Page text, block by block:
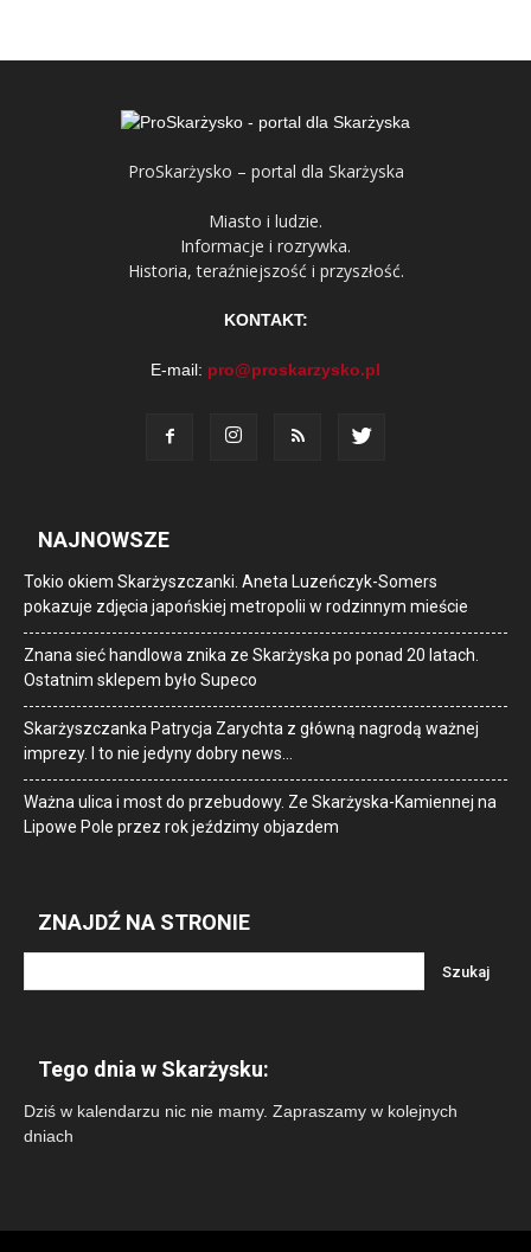
ProSkarżysko – portal dla Skarżyska
Miasto i ludzie.
Informacje i rozrywka.
Historia, teraźniejszość i przyszłość.
KONTAKT:
E-mail: pro@proskarzysko.pl
NAJNOWSZE
Tokio okiem Skarżyszczanki. Aneta Luzeńczyk-Somers
pokazuje zdjęcia japońskiej metropolii w rodzinnym mieście
Znana sieć handlowa znika ze Skarżyska po ponad 20 latach.
Ostatnim sklepem było Supeco
Skarżyszczanka Patrycja Zarychta z główną nagrodą ważnej
imprezy. I to nie jedyny dobry news…
Ważna ulica i most do przebudowy. Ze Skarżyska-Kamiennej na
Lipowe Pole przez rok jeździmy objazdem
ZNAJDŹ NA STRONIE
Tego dnia w Skarżysku:
Dziś w kalendarzu nic nie mamy. Zapraszamy w kolejnych
dniach